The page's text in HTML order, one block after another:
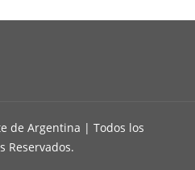
de Argentina | Todos los
Reservados.